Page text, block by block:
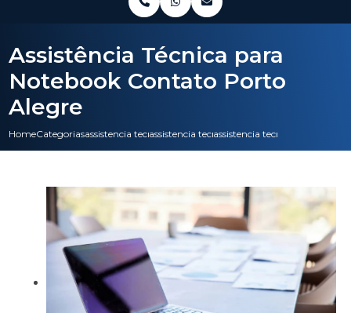
HomeCategoriasassistencia tecnicaassistencia tecnica impressora
assistencia tecnica para
Assistência Técnica para
Notebook Contato Porto
Alegre